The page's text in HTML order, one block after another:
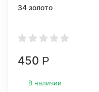
34 золото
450 Р
В наличии